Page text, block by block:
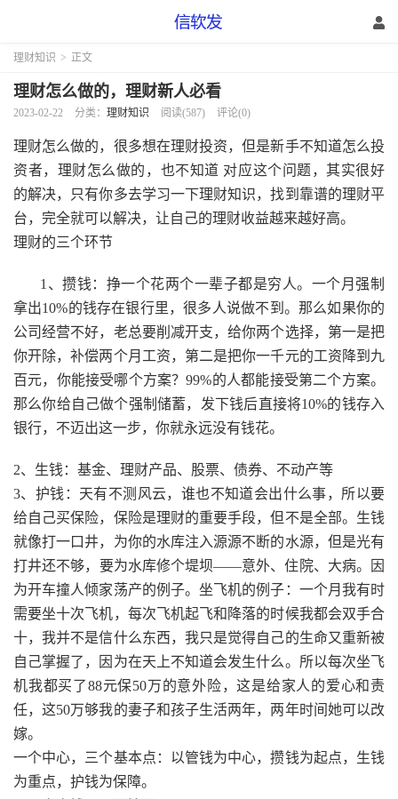
理财知识 > 正文
理财怎么做的，理财新人必看
2023-02-22 分类： 理财知识 阅读(587) 评论(0)
理财怎么做的，很多想在理财投资，但是新手不知道怎么投
资者，理财怎么做的，也不知道 对应这个问题，其实很好
的解决，只有你多去学习一下理财知识，找到靠谱的理财平
台，完全就可以解决，让自己的理财收益越来越好高。
理财的三个环节
1、攒钱：挣一个花两个一辈子都是穷人。一个月强制
拿出10%的钱存在银行里，很多人说做不到。那么如果你的
公司经营不好，老总要削减开支，给你两个选择，第一是把
你开除，补偿两个月工资，第二是把你一千元的工资降到九
百元，你能接受哪个方案？99%的人都能接受第二个方案。
那么你给自己做个强制储蓄，发下钱后直接将10%的钱存入
银行，不迈出这一步，你就永远没有钱花。
2、生钱：基金、理财产品、股票、债券、不动产等
3、护钱：天有不测风云，谁也不知道会出什么事，所以要
给自己买保险，保险是理财的重要手段，但不是全部。生钱
就像打一口井，为你的水库注入源源不断的水源，但是光有
打井还不够，要为水库修个堤坝——意外、住院、大病。因
为开车撞人倾家荡产的例子。坐飞机的例子：一个月我有时
需要坐十次飞机，每次飞机起飞和降落的时候我都会双手合
十，我并不是信什么东西，我只是觉得自己的生命又重新被
自己掌握了，因为在天上不知道会发生什么。所以每次坐飞
机我都买了88元保50万的意外险，这是给家人的爱心和责
任，这50万够我的妻子和孩子生活两年，两年时间她可以改
嫁。
一个中心，三个基本点：以管钱为中心，攒钱为起点，生钱
为重点，护钱为保障。